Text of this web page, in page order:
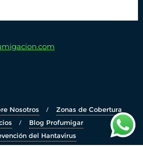
Nosotros
Zonas de Cobertura
Blog Profumigar
del Hantavirus